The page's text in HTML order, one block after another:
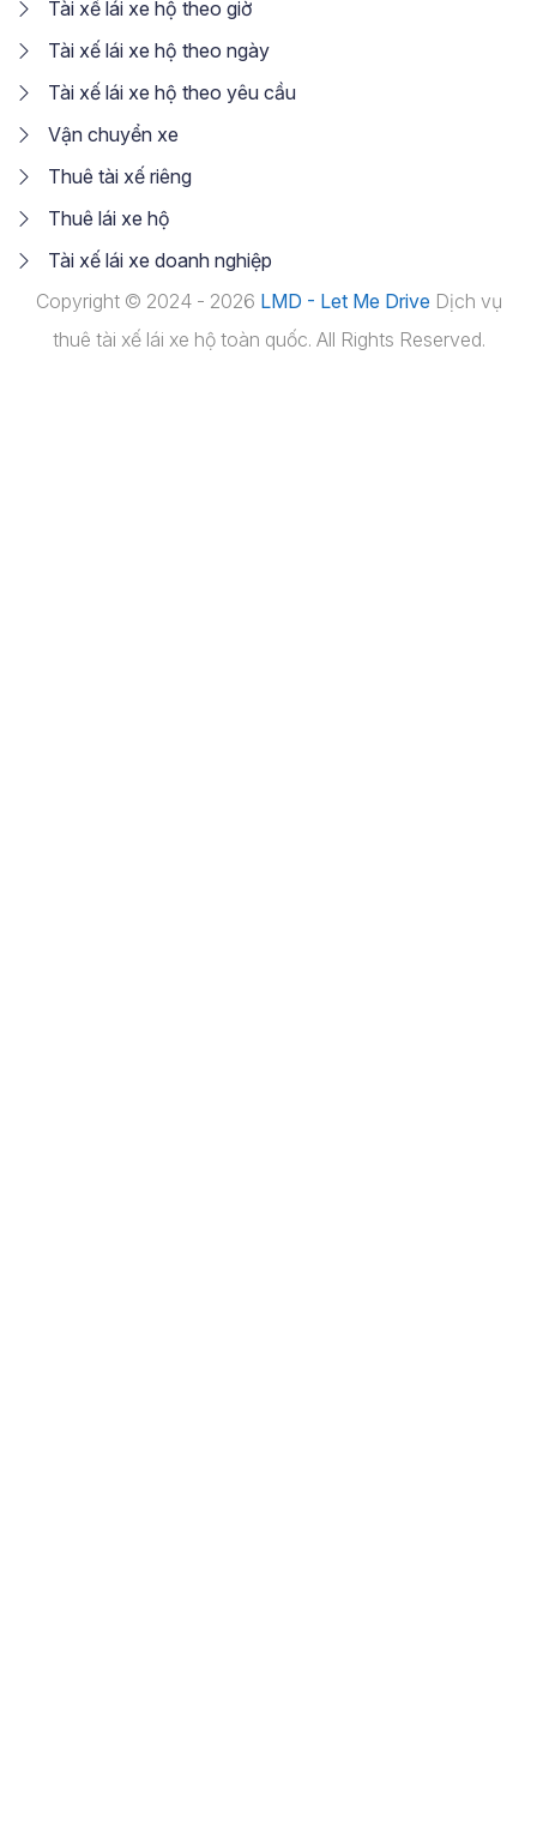
Tài xế lái xe hộ theo giờ
Tài xế lái xe hộ theo ngày
Tài xế lái xe hộ theo yêu cầu
Vận chuyển xe
Thuê tài xế riêng
Thuê lái xe hộ
Tài xế lái xe doanh nghiệp
Copyright © 2024 - 2026 LMD - Let Me Drive Dịch vụ
thuê tài xế lái xe hộ toàn quốc. All Rights Reserved.